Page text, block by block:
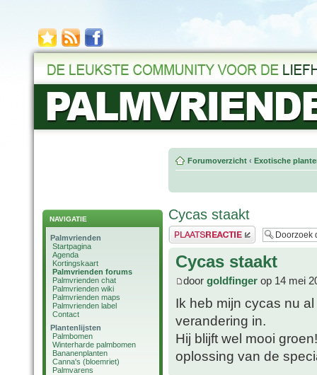
NAVIGATIE
Palmvrienden
Startpagina
Agenda
Kortingskaart
Palmvrienden forums
Palmvrienden chat
Palmvrienden wiki
Palmvrienden maps
Palmvrienden label
Contact
Plantenlijsten
Palmbomen
Winterharde palmbomen
Bananenplanten
Canna's (bloemriet)
Palmvarens
Forumoverzicht ‹ Exotische
Cycas staakt
Plaats een reactie
Cycas staakt
door goldfinger op 14 mei
Ik heb mijn cycas nu
verandering in.
Hij blijft wel mooi
oplossing van de